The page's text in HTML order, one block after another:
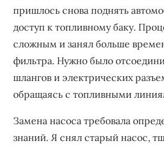
пришлось снова поднять
доступ к топливному баку.
сложным и занял больше
фильтра. Нужно было
шлангов и электрических
обращаясь с топливными
Замена насоса требовала
знаний. Я снял старый насос,